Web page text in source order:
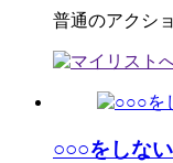
普通のアクシ
○○○をしな